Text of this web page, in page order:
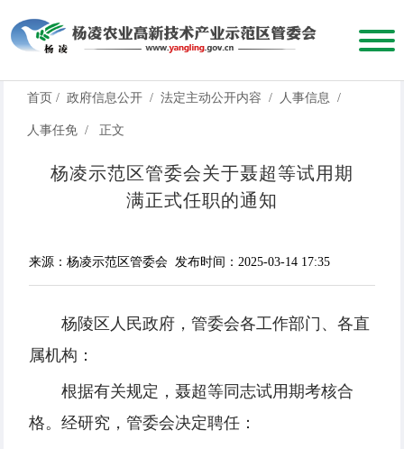
首页 / 政府信息公开 / 法定主动公开内容 / 人事信息 /
人事任免 / 正文
杨凌示范区管委会关于聂超等试用期
满正式任职的通知
来源：杨凌示范区管委会 发布时间：2025-03-14 17:35
杨陵区人民政府，管委会各工作部门、各直
属机构：
根据有关规定，聂超等同志试用期考核合
格。经研究，管委会决定聘任：